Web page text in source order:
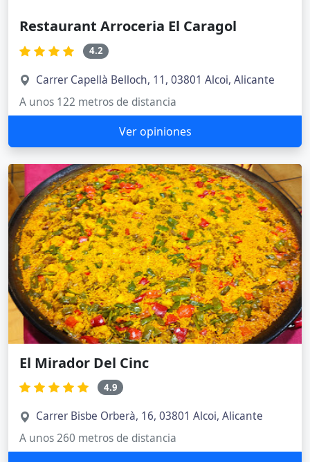
Restaurant Arroceria El Caragol
4.2
Carrer Capellà Belloch, 11, 03801 Alcoi, Alicante
A unos 122 metros de distancia
Ver opiniones
El Mirador Del Cinc
4.9
Carrer Bisbe Orberà, 16, 03801 Alcoi, Alicante
A unos 260 metros de distancia